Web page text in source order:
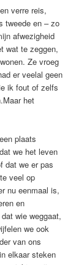
verre reis,
tweede en – zo
afwezigheid
wat te zeggen,
Ze vroeg
er veelal geen
ik fout of zelfs
het
plaats
we het leven
dat we er pas
veel op
nu eenmaal is,
en
wie weggaat,
we ook
van ons
elkaar steken